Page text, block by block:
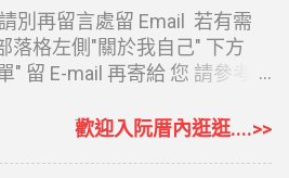
能透過對話逐步完成。 目前開
Pro Lite、Edu 等帳號使用
帳號陸續開放中，免費帳號及
沒提及。 我是 Plus 帳號，
需要的再留言和我說（別直接
嘿，會被看光） 最方便的當然
貨運來公司安裝託運軟體，再
適用二側有洞的小貼紙，公司
別再留言處留 Email 若有需
落格左側"關於我自己" 下方
" 留 E-mail 再寄給 您 請參考
特休是以曆年制計算，假單統
歡迎入阮厝內逛逛....>>